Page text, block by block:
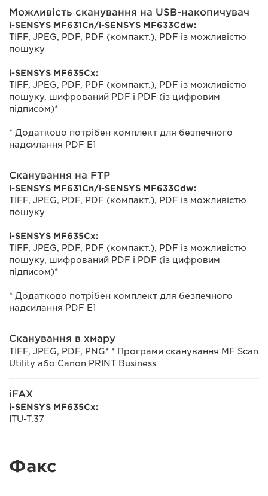
Можливість сканування на USB-накопичувач
i-SENSYS MF631Cn/i-SENSYS MF633Cdw:
TIFF, JPEG, PDF, PDF (компакт.), PDF із можливістю
пошуку
i-SENSYS MF635Cx:
TIFF, JPEG, PDF, PDF (компакт.), PDF із можливістю
пошуку, шифрований PDF і PDF (із цифровим
підписом)*
* Додатково потрібен комплект для безпечного
надсилання PDF E1
Сканування на FTP
i-SENSYS MF631Cn/i-SENSYS MF633Cdw:
TIFF, JPEG, PDF, PDF (компакт.), PDF із можливістю
пошуку
i-SENSYS MF635Cx:
TIFF, JPEG, PDF, PDF (компакт.), PDF із можливістю
пошуку, шифрований PDF і PDF (із цифровим
підписом)*
* Додатково потрібен комплект для безпечного
надсилання PDF E1
Сканування в хмару
TIFF, JPEG, PDF, PNG* * Програми сканування MF Scan
Utility або Canon PRINT Business
iFAX
i-SENSYS MF635Cx:
ITU-T.37
Факс